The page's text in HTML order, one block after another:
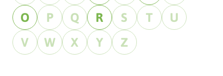
O
P Q R S T
U
V
W X Y Z